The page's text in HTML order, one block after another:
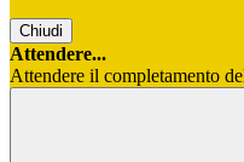
Chiudi
Attendere...
Attendere il completamento